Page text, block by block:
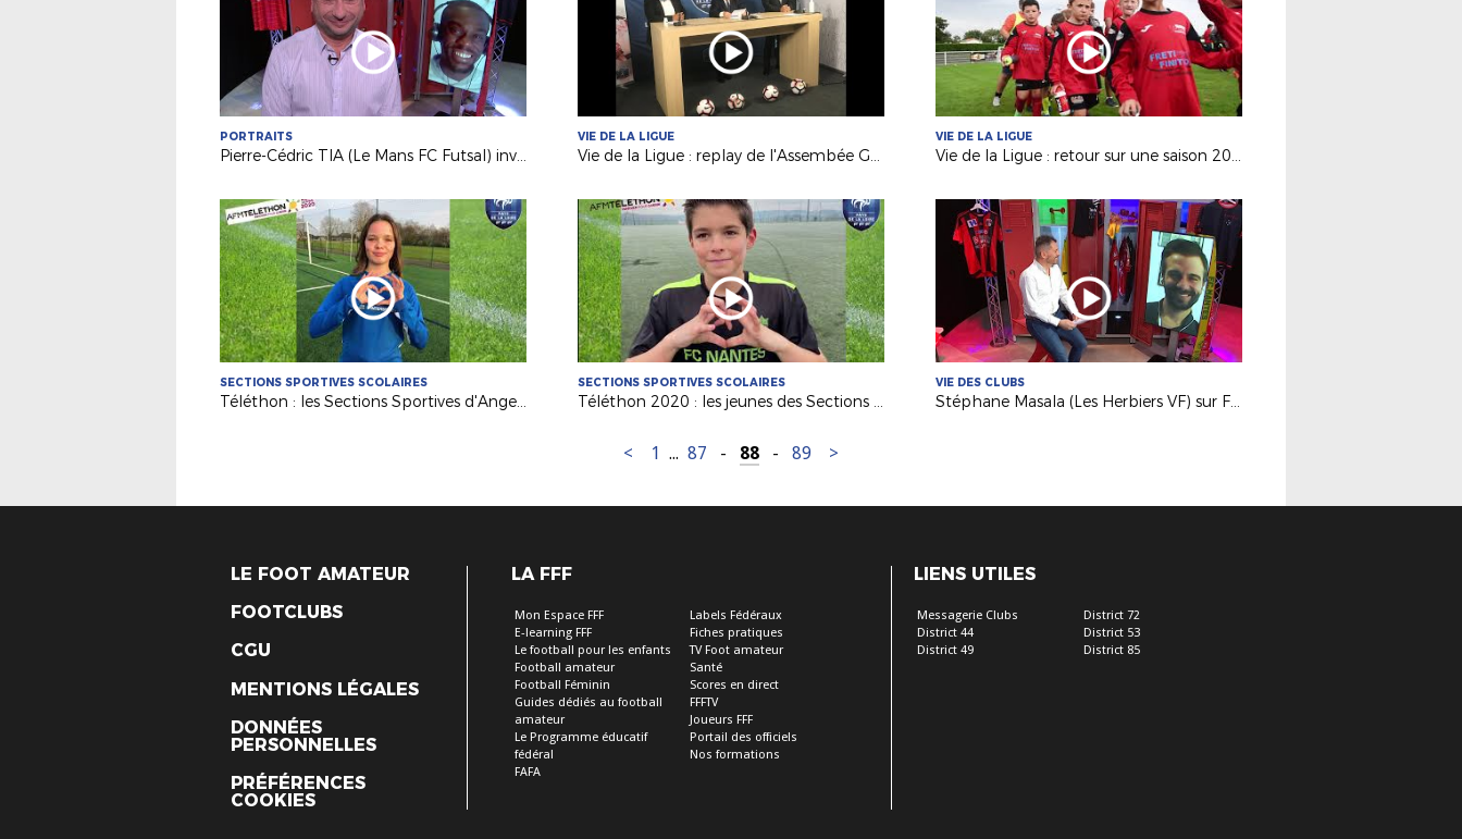
PORTRAITS
Pierre-Cédric TIA (Le Mans FC Futsal) invité de France 3 PDL
VIE DE LA LIGUE
Vie de la Ligue : replay de l'Assembée Générale
VIE DE LA LIGUE
Vie de la Ligue : retour sur une saison 2019-2020 inédite !
SECTIONS SPORTIVES SCOLAIRES
Téléthon : les Sections Sportives d'Angers et Carquefou mobilisées !
SECTIONS SPORTIVES SCOLAIRES
Téléthon 2020 : les jeunes des Sections Sportives donnent du coeur !
VIE DES CLUBS
Stéphane Masala (Les Herbiers VF) sur France 3 PDL
< 1 ... 87 - 88 - 89 >
LE FOOT AMATEUR
FOOTCLUBS
CGU
MENTIONS LÉGALES
DONNÉES
PERSONNELLES
PRÉFÉRENCES
COOKIES
LA FFF
Mon Espace FFF
E-learning FFF
Le football pour les enfants
Football amateur
Football Féminin
Guides dédiés au football
amateur
Le Programme éducatif
fédéral
FAFA
Labels Fédéraux
Fiches pratiques
TV Foot amateur
Santé
Scores en direct
FFFTV
Joueurs FFF
Portail des officiels
Nos formations
LIENS UTILES
Messagerie Clubs
District 44
District 49
District 72
District 53
District 85